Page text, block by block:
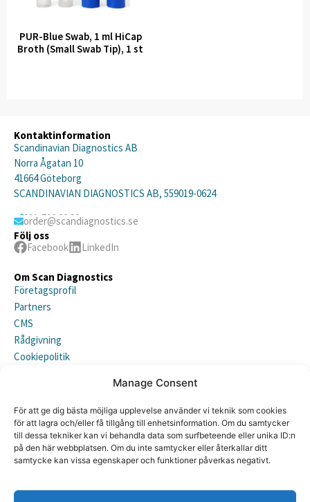
Manage Consent
För att ge dig bästa möjliga upplevelse använder vi teknik som cookies
för att lagra och/eller få tillgång till enhetsinformation. Om du samtycker
till dessa tekniker kan vi behandla data som surfbeteende eller unika ID:n
på den här webbplatsen. Om du inte samtycker eller återkallar ditt
samtycke kan vissa egenskaper och funktioner påverkas negativt.
PUR-Blue Swab, 1 ml HiCap
Broth (Small Swab Tip), 1 st
Kontaktinformation
Scandinavian Diagnostics AB
Norra Ågatan 10
41664 Göteborg
SCANDINAVIAN DIAGNOSTICS AB, 559019-0624
031-792 20 20
order@scandiagnostics.se
Följ oss
Facebook
LinkedIn
Om Scan Diagnostics
Företagsprofil
Partners
CMS
Rådgivning
Cookiepolitik